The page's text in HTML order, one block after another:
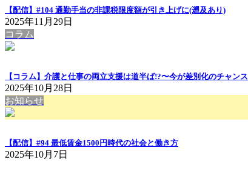
【配信】#104 通勤手当の非課税限度額が引き上げに(遡及あり)
2025年11月29日
コラム
【コラム】介護と仕事の両立支援は道半ば!?〜今が差別化のチャン
2025年10月28日
お知らせ
【配信】#94 最低賃金1500円時代の社会と働き方
2025年10月7日